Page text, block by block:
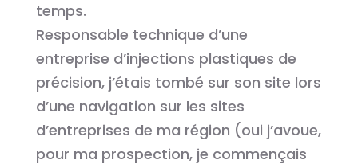
temps.
Responsable technique d’une
entreprise d’injections plastiques de
précision, j’étais tombé sur son site lors
d’une navigation sur les sites
d’entreprises de ma région (oui j’avoue,
pour ma prospection, je commençais